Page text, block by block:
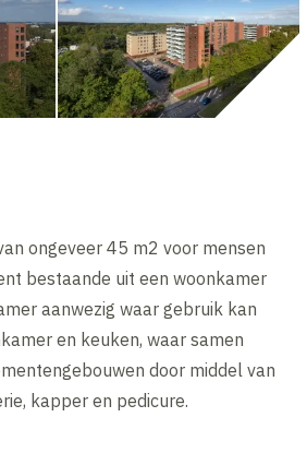
ongeveer 45 m2 voor mensen
bestaande uit een woonkamer
aanwezig waar gebruik kan
en keuken, waar samen
door middel van
kapper en pedicure.